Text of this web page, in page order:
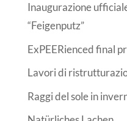
Inaugurazione
“Feigenputz”
ExPEERienced final
Lavori di
Raggi del sole in